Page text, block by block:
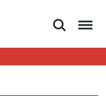
Zoeken Menu